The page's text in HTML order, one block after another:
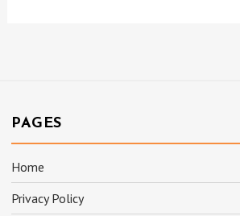
PAGES
Home
Privacy Policy